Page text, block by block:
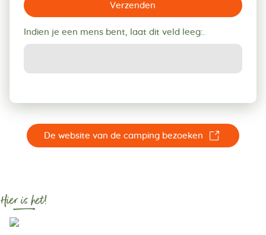
Verzenden
Indien je een mens bent, laat dit veld leeg:.
De website van de camping bezoeken ☐
Hier is het!